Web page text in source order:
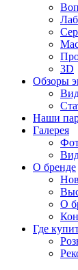
3D
Обзоры
Наши
Галерея
О бренде
О
Где